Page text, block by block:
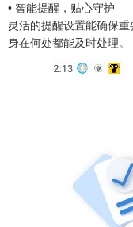
• 智能提醒，贴心守护
灵活的提醒设置能确保
身在何处都能及时处理。